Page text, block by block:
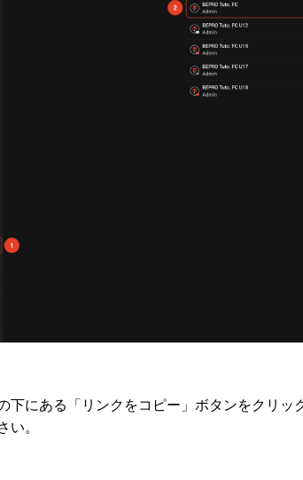
下にある「リンクをコピー」ボタンをクリ
。